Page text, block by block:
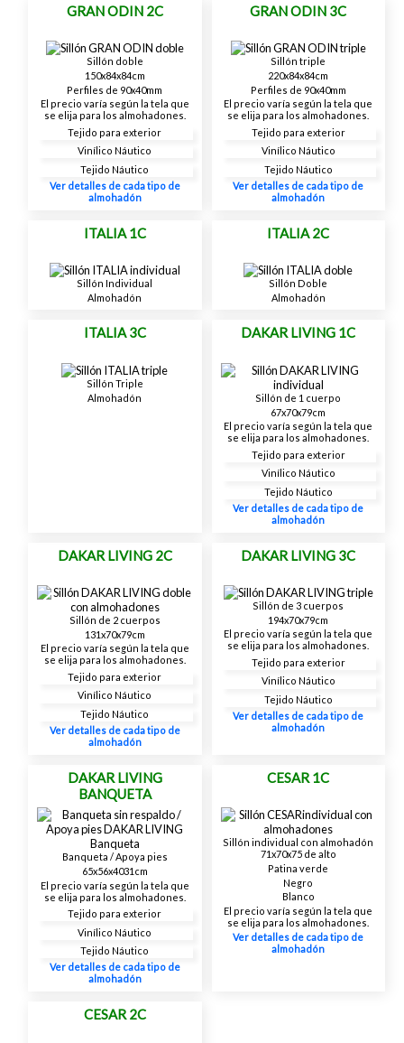
GRAN ODIN 2C
Sillón doble
150x84x84cm
Perfiles de 90x40mm
El precio varía según la tela que
se elija para los almohadones.
Tejido para exterior
Vinílico Náutico
Tejido Náutico
Ver detalles de cada tipo de
almohadón
GRAN ODIN 3C
Sillón triple
220x84x84cm
Perfiles de 90x40mm
El precio varía según la tela que
se elija para los almohadones.
Tejido para exterior
Vinílico Náutico
Tejido Náutico
Ver detalles de cada tipo de
almohadón
ITALIA 1C
Sillón Individual
Almohadón
ITALIA 2C
Sillón Doble
Almohadón
ITALIA 3C
Sillón Triple
Almohadón
DAKAR LIVING 1C
Sillón de 1 cuerpo
67x70x79cm
El precio varía según la tela que
se elija para los almohadones.
Tejido para exterior
Vinílico Náutico
Tejido Náutico
Ver detalles de cada tipo de
almohadón
DAKAR LIVING 2C
Sillón de 2 cuerpos
131x70x79cm
El precio varía según la tela que
se elija para los almohadones.
Tejido para exterior
Vinílico Náutico
Tejido Náutico
Ver detalles de cada tipo de
almohadón
DAKAR LIVING 3C
Sillón de 3 cuerpos
194x70x79cm
El precio varía según la tela que
se elija para los almohadones.
Tejido para exterior
Vinílico Náutico
Tejido Náutico
Ver detalles de cada tipo de
almohadón
DAKAR LIVING
BANQUETA
Banqueta / Apoya pies
65x56x4031cm
El precio varía según la tela que
se elija para los almohadones.
Tejido para exterior
Vinílico Náutico
Tejido Náutico
Ver detalles de cada tipo de
almohadón
CESAR 1C
Sillón individual con almohadón
71x70x75 de alto
Patina verde
Negro
Blanco
El precio varía según la tela que
se elija para los almohadones.
Ver detalles de cada tipo de
almohadón
CESAR 2C